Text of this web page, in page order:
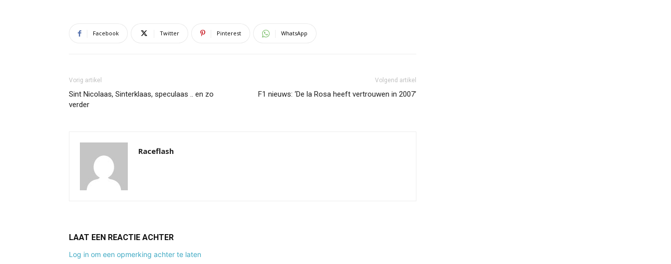
Facebook Twitter Pinterest WhatsApp
Vorig artikel
Sint Nicolaas, Sinterklaas, speculaas .. en zo
verder
Volgend artikel
F1 nieuws: ‘De la Rosa heeft vertrouwen in 2007’
Raceflash
LAAT EEN REACTIE ACHTER
Log in om een opmerking achter te laten